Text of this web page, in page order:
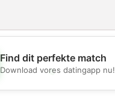
Find dit perfekte match
Download vores datingapp nu!